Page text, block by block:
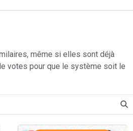
même si elles sont déjà
votes pour que le système soit le